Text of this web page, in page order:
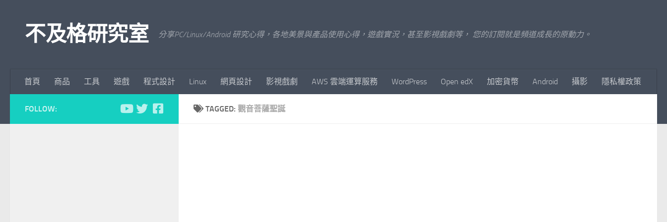
不及格研究室 分享PC/Linux/Android 研究心得，各地美景與產品使用心得，遊戲實況，甚至影視戲劇等， 您的訂閱就是頻道成長的原動力。
首頁 商品 工具 遊戲 程式設計 Linux 網頁設計 影視戲劇 AWS 雲端運算服務 WordPress Open edX 加密貨幣 Android 攝影 隱私權政策
TAGGED: 觀音菩薩聖誕
FOLLOW: